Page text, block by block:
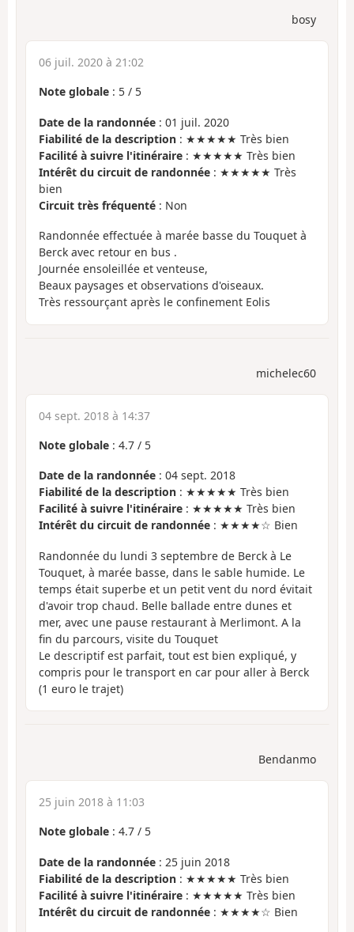
bosy
06 juil. 2020 à 21:02
Note globale : 5 / 5
Date de la randonnée : 01 juil. 2020
Fiabilité de la description : ★★★★★ Très bien
Facilité à suivre l'itinéraire : ★★★★★ Très bien
Intérêt du circuit de randonnée : ★★★★★ Très
bien
Circuit très fréquenté : Non
Randonnée effectuée à marée basse du Touquet à
Berck avec retour en bus .
Journée ensoleillée et venteuse,
Beaux paysages et observations d'oiseaux.
Très ressourçant après le confinement Eolis
michelec60
04 sept. 2018 à 14:37
Note globale : 4.7 / 5
Date de la randonnée : 04 sept. 2018
Fiabilité de la description : ★★★★★ Très bien
Facilité à suivre l'itinéraire : ★★★★★ Très bien
Intérêt du circuit de randonnée : ★★★★☆ Bien
Randonnée du lundi 3 septembre de Berck à Le
Touquet, à marée basse, dans le sable humide. Le
temps était superbe et un petit vent du nord évitait
d'avoir trop chaud. Belle ballade entre dunes et
mer, avec une pause restaurant à Merlimont. A la
fin du parcours, visite du Touquet
Le descriptif est parfait, tout est bien expliqué, y
compris pour le transport en car pour aller à Berck
(1 euro le trajet)
Bendanmo
25 juin 2018 à 11:03
Note globale : 4.7 / 5
Date de la randonnée : 25 juin 2018
Fiabilité de la description : ★★★★★ Très bien
Facilité à suivre l'itinéraire : ★★★★★ Très bien
Intérêt du circuit de randonnée : ★★★★☆ Bien